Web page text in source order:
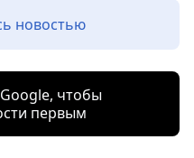
новостью
чтобы
первым